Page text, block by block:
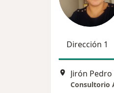
Dirección 1
Jirón
Consultorio